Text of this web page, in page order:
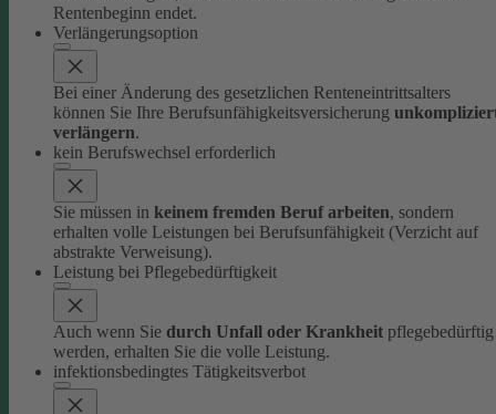
Rentenbeginn endet.
Verlängerungsoption
Bei einer Änderung des gesetzlichen Renteneintrittsalters
können Sie Ihre Berufsunfähigkeitsversicherung
verlängern.
kein Berufswechsel erforderlich
Sie müssen in keinem fremden Beruf arbeiten, sondern
erhalten volle Leistungen bei Berufsunfähigkeit (Verzicht auf
abstrakte Verweisung).
Leistung bei Pflegebedürftigkeit
Auch wenn Sie durch Unfall oder Krankheit pflegebedürftig
werden, erhalten Sie die volle Leistung.
infektionsbedingtes Tätigkeitsverbot